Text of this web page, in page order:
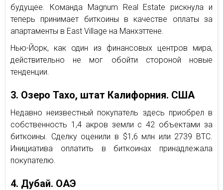
будущее. Команда Magnum Real Estate рискнула и
теперь принимает биткоины в качестве оплаты за
апартаменты в East Village на Манхэттене.
Нью-Йорк, как один из финансовых центров мира,
действительно не мог обойти стороной новые
тенденции.
3. Озеро Тахо, штат Калифорния. США
Недавно неизвестный покупатель здесь приобрел в
собственность 1,4 акров земли с 42 объектами за
биткоины. Сделку оценили в $1,6 млн или 2739 BTC.
Инициатива оплатить в биткоинах принадлежала
покупателю.
4. Дубай. ОАЭ